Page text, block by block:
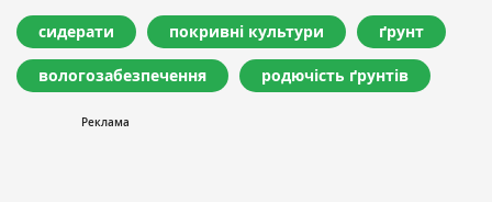
сидерати покривні культури ґрунт
вологозабезпечення родючість ґрунтів